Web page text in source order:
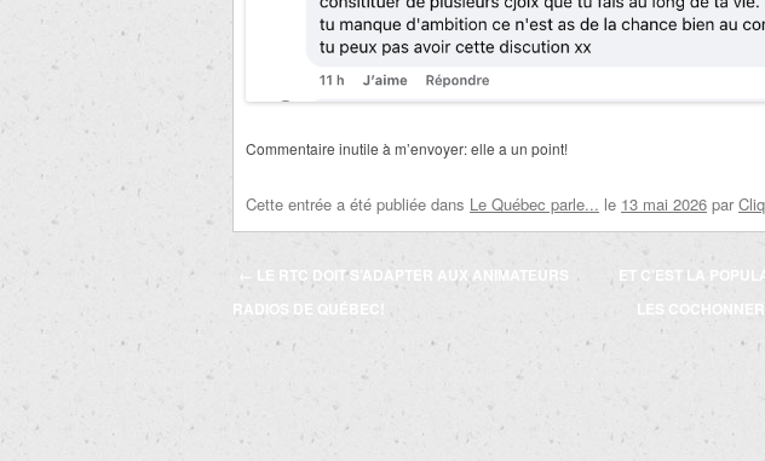
Commentaire inutile à m’envoyer: elle a un point!
Cette entrée a été publiée dans Le Québec parle... le 13 mai 2026 par
Navigation
des
articles
← LE RTC DOIT S’ADAPTER AUX ANIMATEURS
RADIOS DE QUÉBEC!
ET C’EST LA
LES